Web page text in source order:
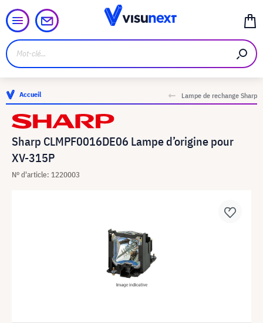
Accueil Lampe de rechange Sharp
Sharp CLMPF0016DE06 Lampe d’origine pour
XV-315P
N° d'article: 1220003